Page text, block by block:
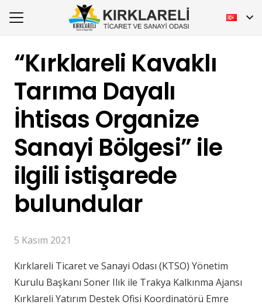
“Kırklareli Kavaklı
Tarıma Dayalı
İhtisas Organize
Sanayi Bölgesi” ile
ilgili istişarede
bulundular
5 Kasım 2021
Kırklareli Ticaret ve Sanayi Odası (KTSO) Yönetim
Kurulu Başkanı Soner Ilık ile Trakya Kalkınma Ajansı
Kırklareli Yatırım Destek Ofisi Koordinatörü Emre